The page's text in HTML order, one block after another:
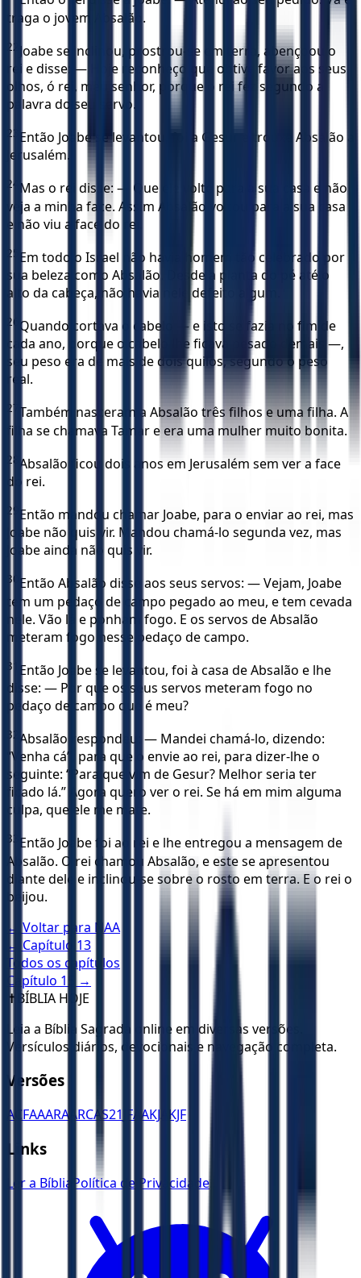
traga o jovem Absalão.
22 Joabe se inclinou, prostrou-se em terra, abençoou o
rei e disse: — Hoje reconheço que obtive favor aos seus
olhos, ó rei, meu senhor, porque o rei fez segundo a
palavra do seu servo.
23 Então Joabe se levantou, foi a Gesur e trouxe Absalão a
Jerusalém.
24 Mas o rei disse: — Que ele volte para a sua casa e não
veja a minha face. Assim Absalão voltou para a sua casa
e não viu a face do rei.
25 Em todo o Israel não havia homem tão celebrado por
sua beleza como Absalão. Desde a planta do pé até o
alto da cabeça, não havia nele defeito algum.
26 Quando cortava o cabelo — e isto se fazia no fim de
cada ano, porque o cabelo lhe ficava pesado demais —,
seu peso era de mais de dois quilos, segundo o peso
real.
27 Também nasceram a Absalão três filhos e uma filha. A
filha se chamava Tamar e era uma mulher muito bonita.
28 Absalão ficou dois anos em Jerusalém sem ver a face
do rei.
29 Então mandou chamar Joabe, para o enviar ao rei, mas
Joabe não quis vir. Mandou chamá-lo segunda vez, mas
Joabe ainda não quis vir.
30 Então Absalão disse aos seus servos: — Vejam, Joabe
tem um pedaço de campo pegado ao meu, e tem cevada
nele. Vão lá e ponham fogo. E os servos de Absalão
meteram fogo nesse pedaço de campo.
31
Então Joabe se levantou, foi à casa de Absalão e lhe
disse: — Por que os seus servos meteram fogo no
pedaço de campo que é meu?
32 Absalão respondeu: — Mandei chamá-lo, dizendo:
“Venha cá”, para que o envie ao rei, para dizer-lhe o
seguinte: “Para que vim de Gesur? Melhor seria ter
ficado lá.” Agora quero ver o rei. Se há em mim alguma
culpa, que ele me mate.
33 Então Joabe foi ao rei e lhe entregou a mensagem de
Absalão. O rei chamou Absalão, e este se apresentou
diante dele e inclinou-se sobre o rosto em terra. E o rei o
beijou.
← Voltar para NAA
← Capítulo 13
Todos os capítulos
Capítulo 15
→
✝️ BÍBLIA HOJE
Leia a Bíblia Sagrada online em diversas versões.
Versículos diários, devocionais e navegação completa.
Versões
ACFAAARA ARCAS21 JFAAKJA KJF
Links
Ler a Bíblia Política de Privacidade